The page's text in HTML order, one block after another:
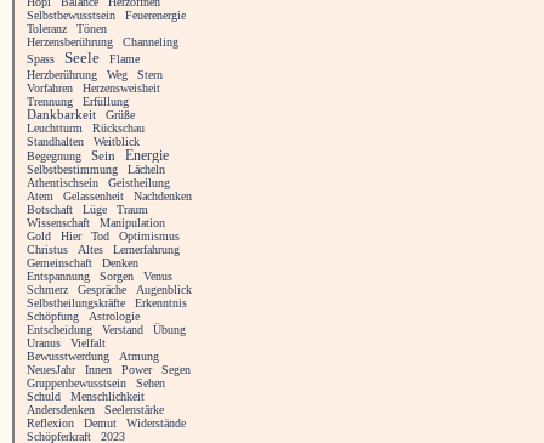
Selbstbewusstsein
Feuerenergie
Toleranz
Tönen
Herzensberührung
Channeling
Spass
Seele
Flame
Herzberührung
Weg
Stern
Vorfahren
Herzensweisheit
Trennung
Erfüllung
Dankbarkeit
Grüße
Leuchtturm
Rückschau
Standhalten
Weitblick
Begegnung
Sein Energie
Selbstbestimmung
Lächeln
Athentischsein
Geistheilung
Atem
Gelassenheit
Nachdenken
Botschaft
Lüge
Traum
Wissenschaft
Manipulation
Gold
Hier Tod
Optimismus
Christus
Altes
Lernerfahrung
Gemeinschaft
Denken
Entspannung
Sorgen
Venus
Schmerz
Gespräche
Augenblick
Selbstheilungskräfte
Erkenntnis
Schöpfung
Astrologie
Entscheidung
Verstand
Übung
Uranus
Vielfalt
Bewusstwerdung
Atmung
NeuesJahr
Innen Power
Segen
Gruppenbewusstsein
Sehen
Schuld
Menschlichkeit
Andersdenken
Seelenstärke
Reflexion
Demut
Widerstände
Schöpferkraft
2023